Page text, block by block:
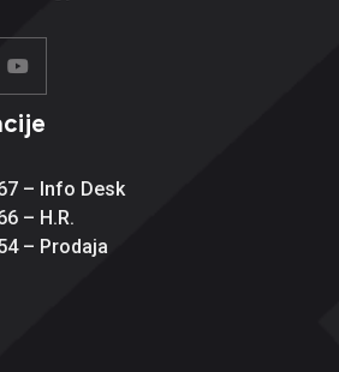
– Info Desk
– H.R.
– Prodaja